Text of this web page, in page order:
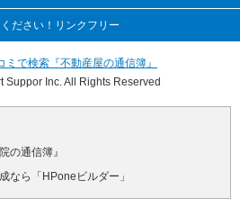
ださい！リンクフリー
ミで検索『不動産屋の通信簿』
Suppor Inc. All Rights Reserved
の通信簿』
なら「HPoneビルダー」